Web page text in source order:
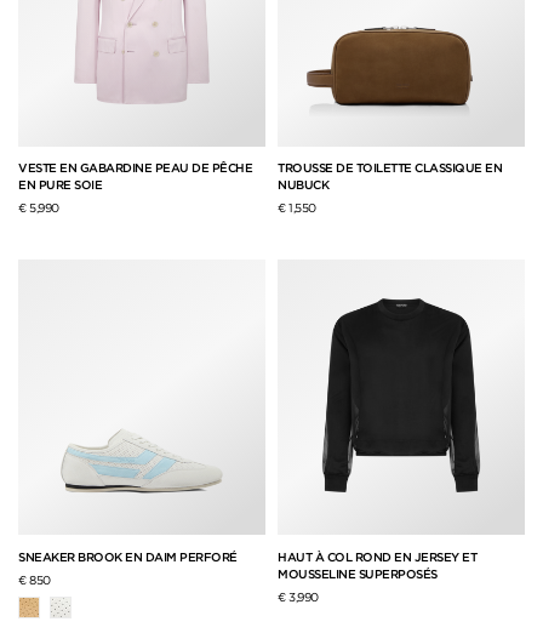
VESTE EN GABARDINE PEAU DE PÊCHE
EN PURE SOIE
€ 5,990
TROUSSE DE TOILETTE CLASSIQUE EN
NUBUCK
€ 1,550
SNEAKER BROOK EN DAIM PERFORÉ
€ 850
HAUT À COL ROND EN JERSEY ET
MOUSSELINE SUPERPOSÉS
€ 3,990